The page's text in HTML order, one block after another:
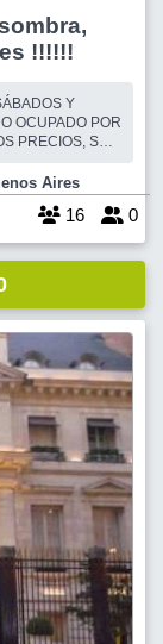
!!!!!!
Y
OCUPADO POR
... LA
Buenos Aires
16 0